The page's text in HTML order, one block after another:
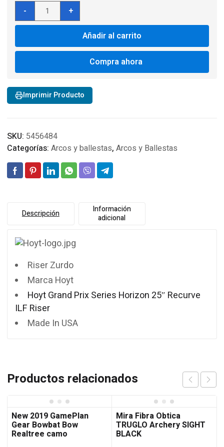
-
Hoyt
Grand
Prix
Horizon
Recurve
Riser
Izquierdos
+
Añadir al carrito
Compra ahora
Imprimir Producto
SKU: 5456484
Categorías: Arcos y ballestas, Arcos y Ballestas
Descripción
Información
adicional
Riser Zurdo
Marca Hoyt
Hoyt Grand Prix Series Horizon 25″ Recurve
ILF Riser
Made In USA
Productos relacionados
New 2019 GamePlan
Gear Bowbat Bow
Realtree camo
Mira Fibra Obtica
TRUGLO Archery SIGHT
BLACK